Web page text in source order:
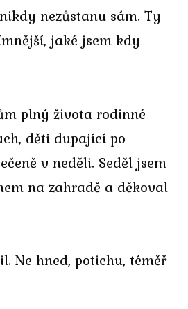
nezůstanu sám. Ty
jaké jsem kdy
plný života rodinné
děti dupající po
v neděli. Seděl jsem
na zahradě a děkoval
Ne hned, potichu, téměř